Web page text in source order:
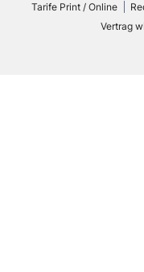
Tarife Print / Online
Vertrag